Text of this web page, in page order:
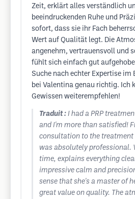
Zeit, erklärt alles verständlich
beeindruckenden Ruhe und
sofort, dass sie ihr Fach
Wert auf Qualität legt. Die
angenehm, vertrauensvoll und
fühlt sich einfach gut
Suche nach echter Expertise im
bei Valentina genau richtig. Ich
Gewissen weiterempfehlen!
Traduit : I had a PRP
and I'm more than satisfied!
consultation to the treatment
was absolutely professional.
time, explains everything
impressive calm and
sense that she's a master of
great value on quality. The